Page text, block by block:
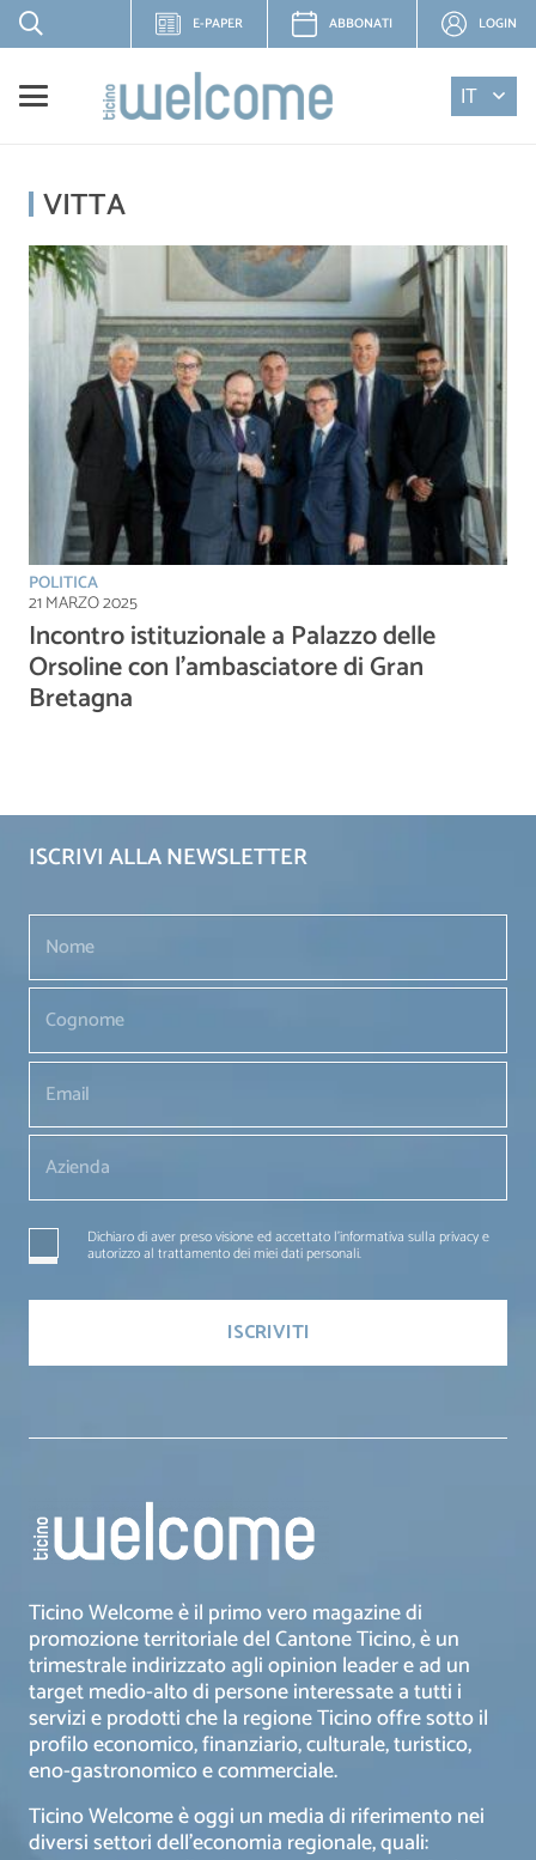
E-PAPER ABBONATI LOGIN
IT
VITTA
POLITICA
21 MARZO 2025
Incontro istituzionale a Palazzo delle
Orsoline con l’ambasciatore di Gran
Bretagna
ISCRIVI ALLA NEWSLETTER
Dichiaro di aver preso visione ed accettato l'informativa sulla privacy e
autorizzo al trattamento dei miei dati personali.
Ticino Welcome è il primo vero magazine di
promozione territoriale del Cantone Ticino, è un
trimestrale indirizzato agli opinion leader e ad un
target medio-alto di persone interessate a tutti i
servizi e prodotti che la regione Ticino offre sotto il
profilo economico, finanziario, culturale, turistico,
eno-gastronomico e commerciale.
Ticino Welcome è oggi un media di riferimento nei
diversi settori dell’economia regionale, quali: